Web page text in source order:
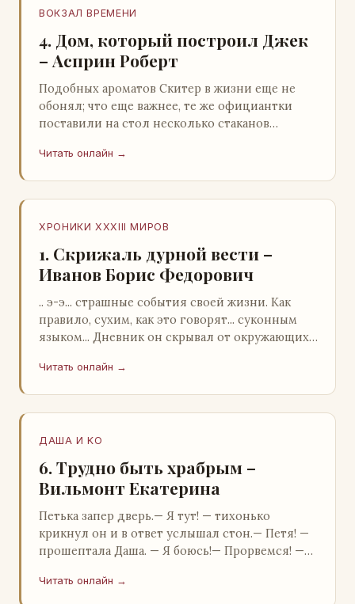
ВОКЗАЛ ВРЕМЕНИ
4. Дом, который построил Джек
– Асприн Роберт
Подобных ароматов Скитер в жизни еще не
обонял; что еще важнее, те же официантки
поставили на стол несколько стаканов
Скитер опрокин…
Читать онлайн →
ХРОНИКИ XXXIII МИРОВ
1. Скрижаль дурной вести –
Иванов Борис Федорович
.. э-э... страшные события своей жизни. Как
правило, сухим, как это говорят... суконным
языком... Дневник он скрывал от окружающих.
Читать онлайн →
ДАША И KO
6. Трудно быть храбрым –
Вильмонт Екатерина
Петька запер дверь.— Я тут! — тихонько
крикнул он и в ответ услышал стон.— Петя! —
прошептала Даша. — Я боюсь!— Прорвемся! —
…
Читать онлайн →